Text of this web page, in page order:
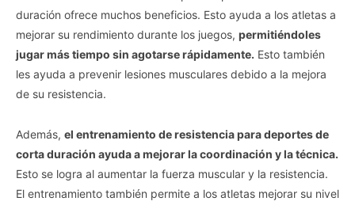
duración ofrece muchos beneficios. Esto ayuda a los atletas a
mejorar su rendimiento durante los juegos, permitiéndoles
jugar más tiempo sin agotarse rápidamente. Esto también
les ayuda a prevenir lesiones musculares debido a la mejora
de su resistencia.
Además, el entrenamiento de resistencia para deportes de
corta duración ayuda a mejorar la coordinación y la técnica.
Esto se logra al aumentar la fuerza muscular y la resistencia.
El entrenamiento también permite a los atletas mejorar su nivel